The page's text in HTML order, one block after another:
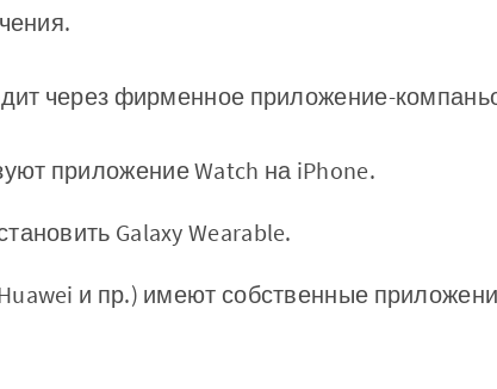
через фирменное приложение-
приложение Watch на iPhone.
Galaxy Wearable.
и пр.) имеют собственные